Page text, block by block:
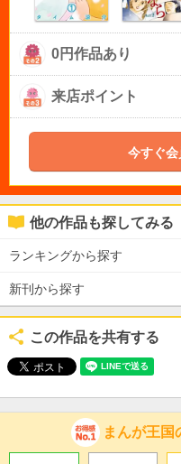
0円作品あり
来店ポイント
今すぐ
他の作品も探してみる
ランキングから探す
新刊から探す
この作品を共有する
まんが王国